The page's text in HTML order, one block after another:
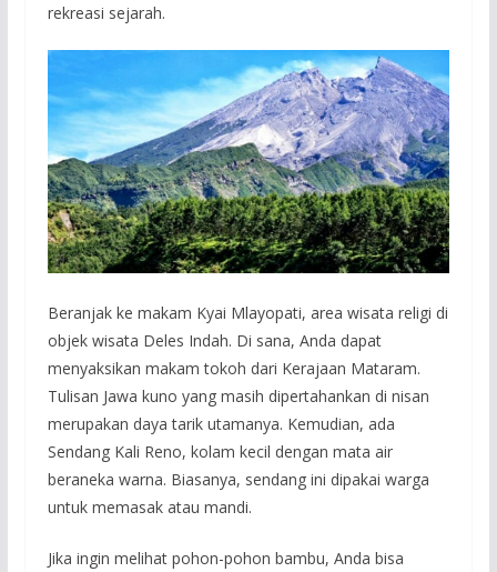
rekreasi sejarah.
Beranjak ke makam Kyai Mlayopati, area wisata religi di
objek wisata Deles Indah. Di sana, Anda dapat
menyaksikan makam tokoh dari Kerajaan Mataram.
Tulisan Jawa kuno yang masih dipertahankan di nisan
merupakan daya tarik utamanya. Kemudian, ada
Sendang Kali Reno, kolam kecil dengan mata air
beraneka warna. Biasanya, sendang ini dipakai warga
untuk memasak atau mandi.
Jika ingin melihat pohon-pohon bambu, Anda bisa